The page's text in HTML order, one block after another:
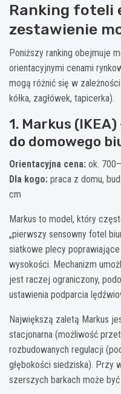
Ranking foteli
zestawienie
Poniższy ranking obejmuje
orientacyjnymi cenami
mogą różnić się w
kółka, zagłówek, tapicerka).
1. Markus
do domowego
Orientacyjna cena: ok.
Dla kogo: praca z domu,
cm
Markus to model, który
„pierwszy sensowny fotel
siatkowe plecy
wysokości. Mechanizm
jest raczej ograniczony,
ustawienia podparcia
Największą zaletą Markus
stacjonarna (możliwość
rozbudowanych regulacji
głębokości siedziska). Przy
szerszych barkach może